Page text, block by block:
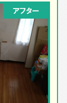
アフター